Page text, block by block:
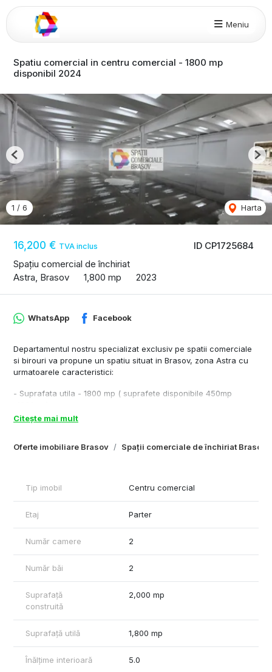
Meniu
Spatiu comercial in centru comercial - 1800 mp
disponibil 2024
ID CP1725684
16,200 € TVA inclus
Spațiu comercial de închiriat
Astra, Brasov
1,800 mp 2023
1 / 6 Harta
Previous
Oferte imobiliare Brasov Spații comerciale de închiriat Brasov
WhatsApp Facebook
Departamentul nostru specializat exclusiv pe spatii comerciale
si birouri va propune un spatiu situat in Brasov, zona Astra cu
urmatoarele caracteristici:
- Suprafata utila - 1800 mp ( suprafete disponibile 450mp
- Inaltime spatiu - 6 m
- Dotari: 380w- 220 w, centrala termica, calorifere, corpuri de
Cu respect,
Plus
Tel: +40790070077
Citește mai mult
Tip imobil Centru comercial
Etaj Parter
Număr camere 2
Număr băi 2
Suprafață
construită
2,000 mp
Suprafață utilă 1,800 mp
Înălțime interioară 5.0